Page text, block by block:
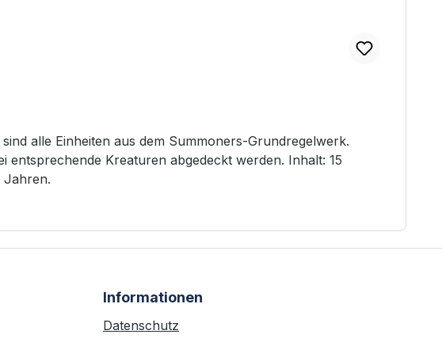
alle Einheiten aus dem Summoners-Grundregelwerk.
Kreaturen abgedeckt werden. Inhalt: 15
unter 12 Jahren.
Informationen
Datenschutz